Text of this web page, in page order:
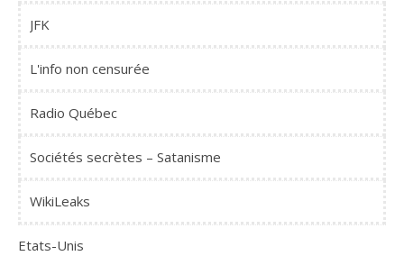
JFK
L'info non censurée
Radio Québec
Sociétés secrètes – Satanisme
WikiLeaks
Etats-Unis